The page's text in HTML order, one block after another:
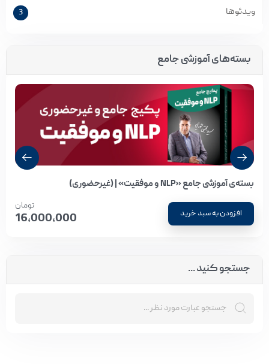
ویدئوها 3
بسته‌های آموزشی جامع
بسته‌ی آموزشی جامع «NLP و موفقیت» | (غیرحضوری)
افزودن به سبد خرید
تومان
16,000,000
جستجو کنید ...